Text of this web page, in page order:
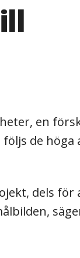
en
de
dels för